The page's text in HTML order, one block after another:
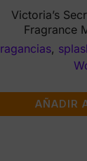
Victoria’s
Fragrance
,
AÑADIR